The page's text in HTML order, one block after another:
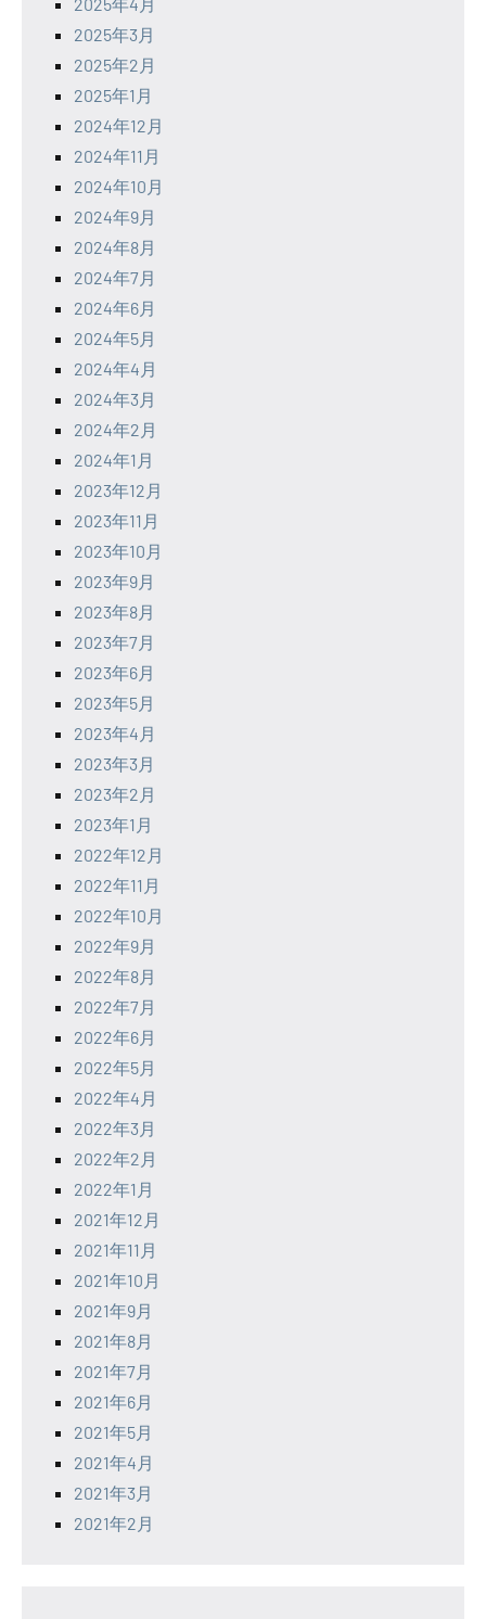
2025年3月
2025年2月
2025年1月
2024年12月
2024年11月
2024年10月
2024年9月
2024年8月
2024年7月
2024年6月
2024年5月
2024年4月
2024年3月
2024年2月
2024年1月
2023年12月
2023年11月
2023年10月
2023年9月
2023年8月
2023年7月
2023年6月
2023年5月
2023年4月
2023年3月
2023年2月
2023年1月
2022年12月
2022年11月
2022年10月
2022年9月
2022年8月
2022年7月
2022年6月
2022年5月
2022年4月
2022年3月
2022年2月
2022年1月
2021年12月
2021年11月
2021年10月
2021年9月
2021年8月
2021年7月
2021年6月
2021年5月
2021年4月
2021年3月
2021年2月